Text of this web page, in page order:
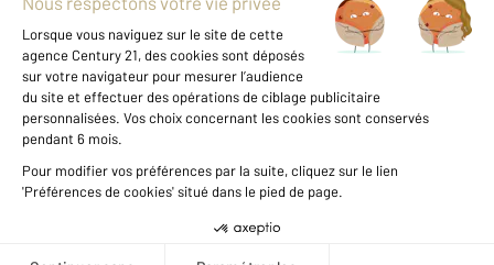
À propos
International
Nous contacter
Données personnelles